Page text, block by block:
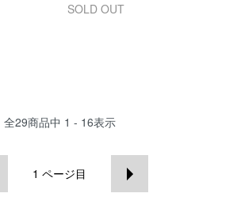
SOLD OUT
全29商品中 1 - 16表示
1 ページ目